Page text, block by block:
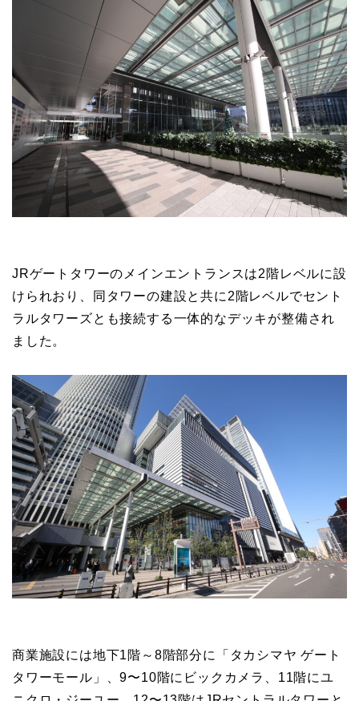
JRゲートタワーのメインエントランスは2階レベルに設
けられおり、同タワーの建設と共に2階レベルでセント
ラルタワーズとも接続する一体的なデッキが整備され
ました。
商業施設には地下1階～8階部分に「タカシマヤ ゲート
タワーモール」、9〜10階にビックカメラ、11階にユ